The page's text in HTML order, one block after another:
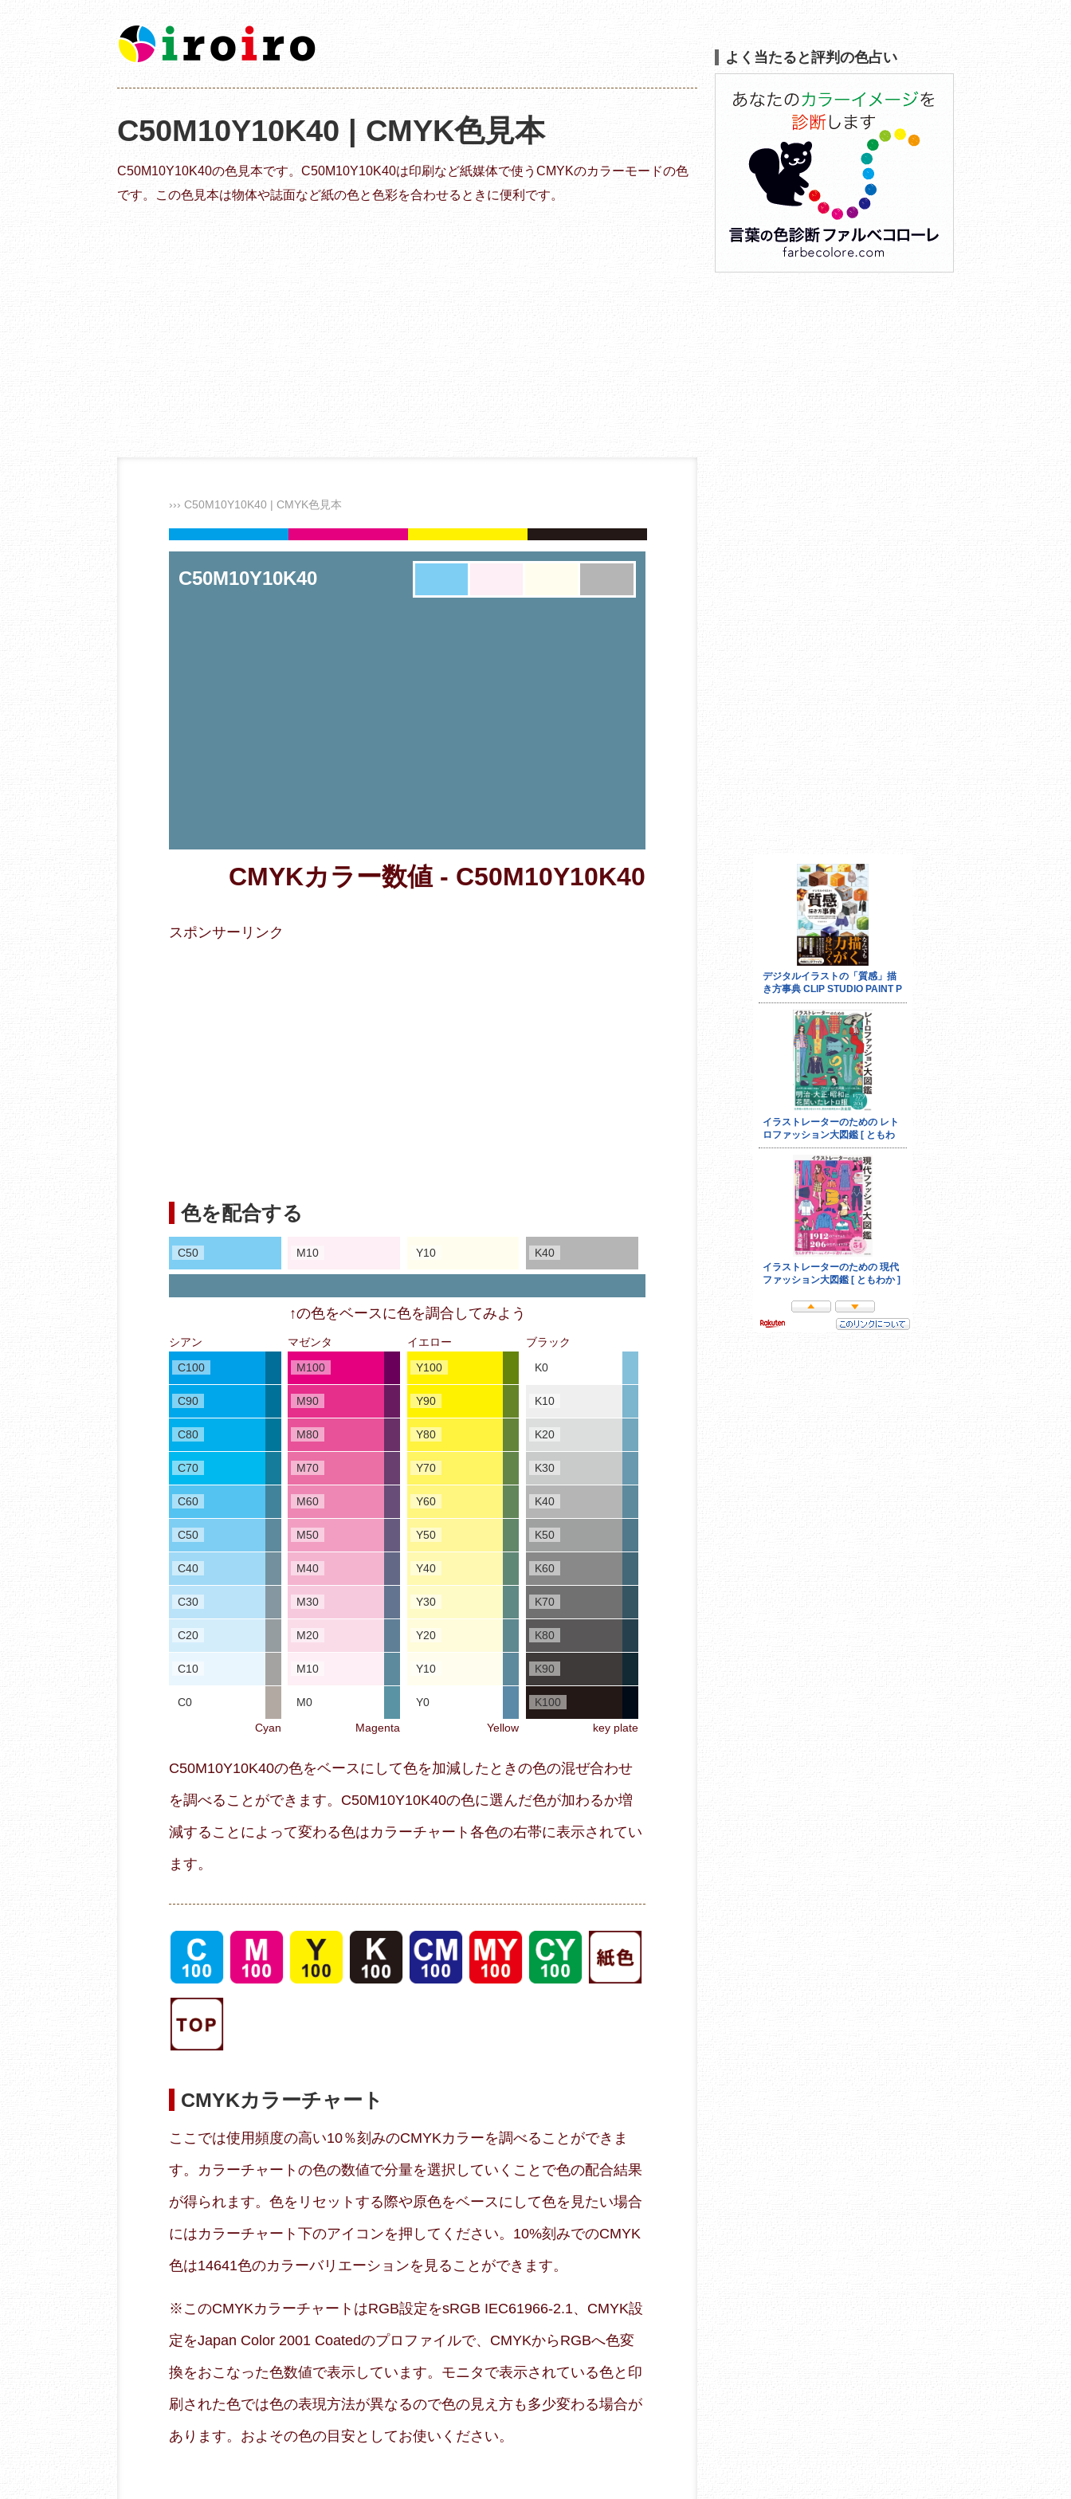
C50M10Y10K40 | CMYK色見本
C50M10Y10K40の色見本です。C50M10Y10K40は印刷など紙媒体で使うCMYKのカラーモードの色
です。この色見本は物体や誌面など紙の色と色彩を合わせるときに便利です。
››› C50M10Y10K40 | CMYK色見本
C50M10Y10K40
CMYKカラー数値 - C50M10Y10K40
スポンサーリンク
色を配合する
C50 M10 Y10 K40
↑の色をベースに色を調合してみよう
シアン
C100
C90
C80
C70
C60
C50
C40
C30
C20
C10
C0
Cyan
マゼンタ
M100
M90
M80
M70
M60
M50
M40
M30
M20
M10
M0
Magenta
イエロー
Y100
Y90
Y80
Y70
Y60
Y50
Y40
Y30
Y20
Y10
Y0
Yellow
ブラック
K0
K10
K20
K30
K40
K50
K60
K70
K80
K90
K100
key plate
C50M10Y10K40の色をベースにして色を加減したときの色の混ぜ合わせ
を調べることができます。C50M10Y10K40の色に選んだ色が加わるか増
減することによって変わる色はカラーチャート各色の右帯に表示されてい
ます。
CMYKカラーチャート
ここでは使用頻度の高い10％刻みのCMYKカラーを調べることができま
す。カラーチャートの色の数値で分量を選択していくことで色の配合結果
が得られます。色をリセットする際や原色をベースにして色を見たい場合
にはカラーチャート下のアイコンを押してください。10%刻みでのCMYK
色は14641色のカラーバリエーションを見ることができます。
※このCMYKカラーチャートはRGB設定をsRGB IEC61966-2.1、CMYK設
定をJapan Color 2001 Coatedのプロファイルで、CMYKからRGBへ色変
換をおこなった色数値で表示しています。モニタで表示されている色と印
刷された色では色の表現方法が異なるので色の見え方も多少変わる場合が
あります。およその色の目安としてお使いください。
よく当たると評判の色占い